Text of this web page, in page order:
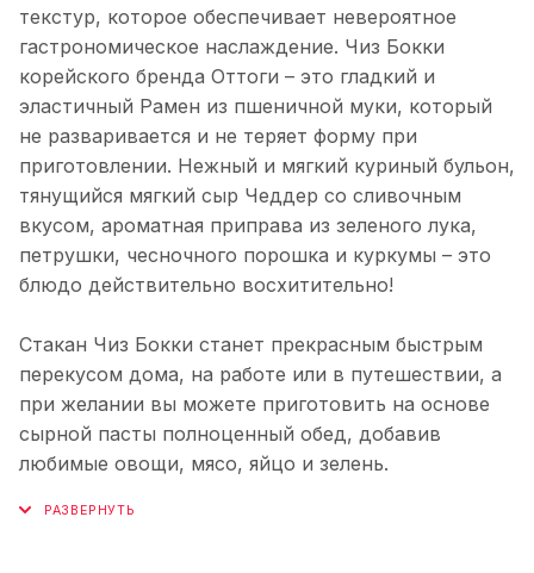
текстур, которое обеспечивает невероятное
гастрономическое наслаждение. Чиз Бокки
корейского бренда Оттоги – это гладкий и
эластичный Рамен из пшеничной муки, который
не разваривается и не теряет форму при
приготовлении. Нежный и мягкий куриный бульон,
тянущийся мягкий сыр Чеддер со сливочным
вкусом, ароматная приправа из зеленого лука,
петрушки, чесночного порошка и куркумы – это
блюдо действительно восхитительно!
Стакан Чиз Бокки станет прекрасным быстрым
перекусом дома, на работе или в путешествии, а
при желании вы можете приготовить на основе
сырной пасты полноценный обед, добавив
любимые овощи, мясо, яйцо и зелень.